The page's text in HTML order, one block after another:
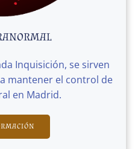
Inquisición, se sirven
mantener el control de
en Madrid.